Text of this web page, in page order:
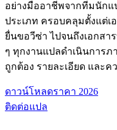
อย่างมืออาชีพจากทีมนักแ
ประเภท ครอบคลุมตั้งแต่เ
ยื่นขอวีซ่า ไปจนถึงเอกสา
ๆ ทุกงานแปลดำเนินการภ
ถูกต้อง รายละเอียด และ
ดาวน์โหลดราคา 2026
ติดต่อแปล